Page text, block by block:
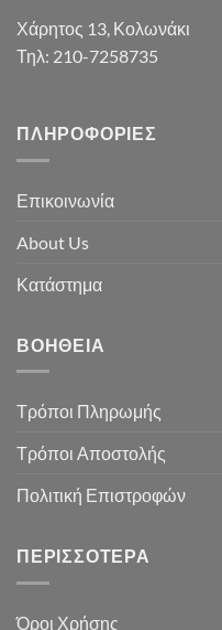
Χάρητος 13, Κολωνάκι
Τηλ: 210-7258735
ΠΛΗΡΟΦΟΡΊΕΣ
Επικοινωνία
About Us
Κατάστημα
ΒΟΉΘΕΙΑ
Τρόποι Πληρωμής
Τρόποι Αποστολής
Πολιτική Επιστροφών
ΠΕΡΙΣΣΌΤΕΡΑ
Όροι Χρήσης